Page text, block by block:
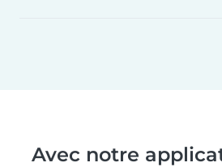
Avec notre